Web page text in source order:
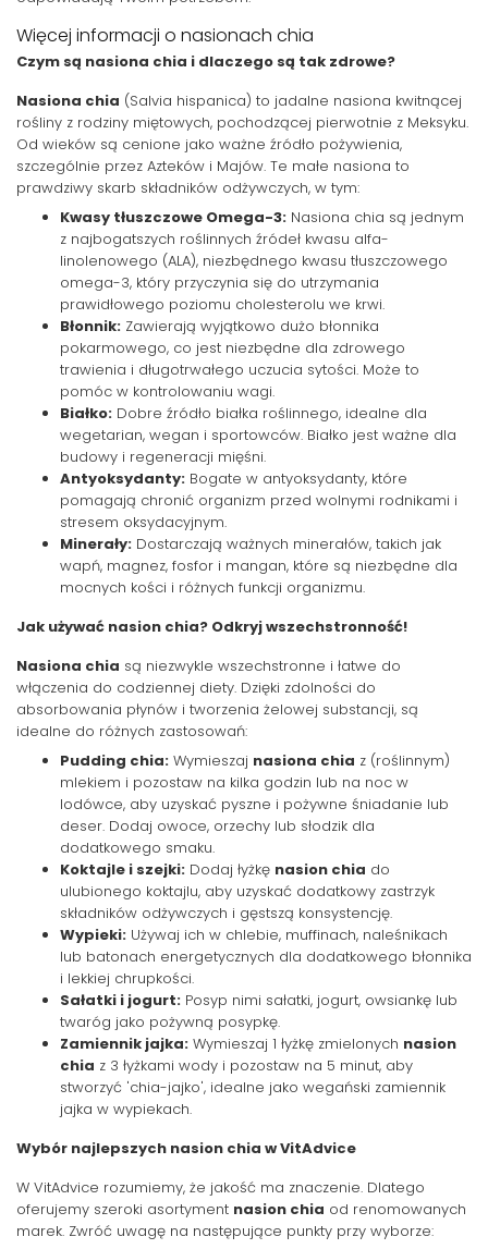
Więcej informacji o nasionach chia
Czym są nasiona chia i dlaczego są tak zdrowe?
Nasiona chia (Salvia hispanica) to jadalne nasiona kwitnącej
rośliny z rodziny miętowych, pochodzącej pierwotnie z Meksyku.
Od wieków są cenione jako ważne źródło pożywienia,
szczególnie przez Azteków i Majów. Te małe nasiona to
prawdziwy skarb składników odżywczych, w tym:
Kwasy tłuszczowe Omega-3: Nasiona chia są jednym
z najbogatszych roślinnych źródeł kwasu alfa-
linolenowego (ALA), niezbędnego kwasu tłuszczowego
omega-3, który przyczynia się do utrzymania
prawidłowego poziomu cholesterolu we krwi.
Błonnik: Zawierają wyjątkowo dużo błonnika
pokarmowego, co jest niezbędne dla zdrowego
trawienia i długotrwałego uczucia sytości. Może to
pomóc w kontrolowaniu wagi.
Białko: Dobre źródło białka roślinnego, idealne dla
wegetarian, wegan i sportowców. Białko jest ważne dla
budowy i regeneracji mięśni.
Antyoksydanty: Bogate w antyoksydanty, które
pomagają chronić organizm przed wolnymi rodnikami i
stresem oksydacyjnym.
Minerały: Dostarczają ważnych minerałów, takich jak
wapń, magnez, fosfor i mangan, które są niezbędne dla
mocnych kości i różnych funkcji organizmu.
Jak używać nasion chia? Odkryj wszechstronność!
Nasiona chia są niezwykle wszechstronne i łatwe do
włączenia do codziennej diety. Dzięki zdolności do
absorbowania płynów i tworzenia żelowej substancji, są
idealne do różnych zastosowań:
Pudding chia: Wymieszaj nasiona chia z (roślinnym)
mlekiem i pozostaw na kilka godzin lub na noc w
lodówce, aby uzyskać pyszne i pożywne śniadanie lub
deser. Dodaj owoce, orzechy lub słodzik dla
dodatkowego smaku.
Koktajle i szejki: Dodaj łyżkę nasion chia do
ulubionego koktajlu, aby uzyskać dodatkowy zastrzyk
składników odżywczych i gęstszą konsystencję.
Wypieki: Używaj ich w chlebie, muffinach, naleśnikach
lub batonach energetycznych dla dodatkowego błonnika
i lekkiej chrupkości.
Sałatki i jogurt: Posyp nimi sałatki, jogurt, owsiankę lub
twaróg jako pożywną posypkę.
Zamiennik jajka: Wymieszaj 1 łyżkę zmielonych nasion
chia z 3 łyżkami wody i pozostaw na 5 minut, aby
stworzyć 'chia-jajko', idealne jako wegański zamiennik
jajka w wypiekach.
Wybór najlepszych nasion chia w VitAdvice
W VitAdvice rozumiemy, że jakość ma znaczenie. Dlatego
oferujemy szeroki asortyment nasion chia od renomowanych
marek. Zwróć uwagę na następujące punkty przy wyborze: